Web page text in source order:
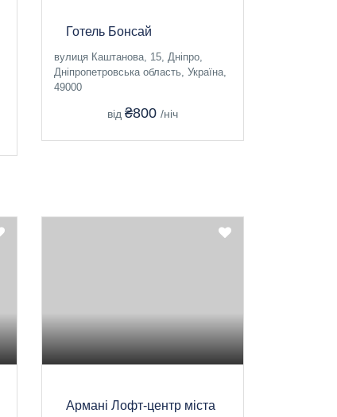
Готель Бонсай
вулиця Каштанова, 15, Дніпро,
Дніпропетровська область, Україна,
49000
від ₴800 /ніч
Армані Лофт-центр міста